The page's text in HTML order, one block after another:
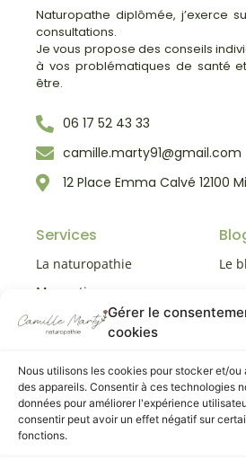
Gérer le
cookies
Nous utilisons les cookies pour stocker et/
des appareils. Consentir à ces technologies
données pour améliorer l'expérience
consentir peut avoir un effet négatif sur
fonctions.
Naturopathe diplômée, j’exerce
consultations.
Je vous propose des conseils
à vos problématiques de santé
être.
06 17 52 43 33
camille.marty91@gmail.com
12 Place Emma Calvé 12100
Services
La naturopathie
Ma pratique
Mes services
Le
Conditions
générales
Mentions légales